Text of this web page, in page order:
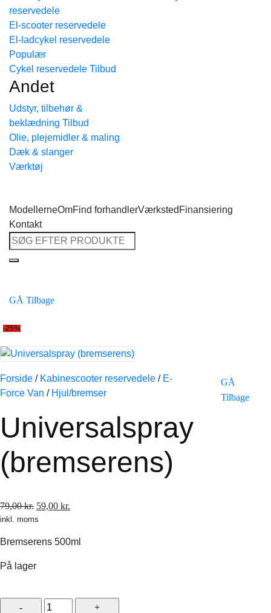
reservedele
El-scooter reservedele
El-ladcykel reservedele
Cykel reservedele
Andet
Udstyr, tilbehør &
beklædning
Olie, plejemidler & maling
Dæk & slanger
Værktøj
ModellerneOmFind forhandlerVærksted Finansiering
Kontakt
Søg
efter:
GÅ Tilbage
-25%
Forside / Kabinescooter reservedele / E-
Force Van / Hjul/bremser
Universalspray
(bremserens)
GÅ
Tilbage
79,00kr. Den
oprindelige
79,00 kr..
59,00 kr.
inkl. moms
Bremserens 500ml
På lager
Universalspray